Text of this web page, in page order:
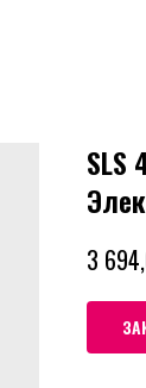
SLS
3